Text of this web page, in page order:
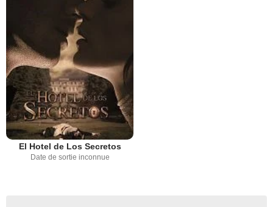
El Hotel de Los Secretos
Date de sortie inconnue